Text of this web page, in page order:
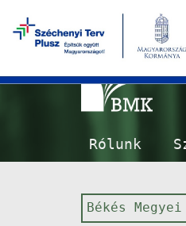
Rólunk
Békés